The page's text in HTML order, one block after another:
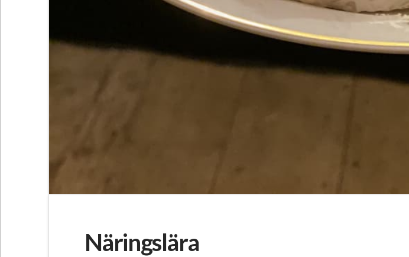
Näringslära